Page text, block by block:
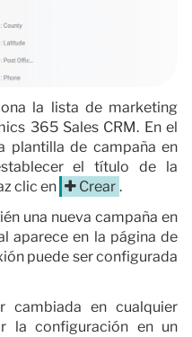
la lista de marketing
365 Sales CRM. En el
plantilla de campaña en
el título de la
clic en
Crear .
una nueva campaña en
aparece en la página de
puede ser configurada
cambiada en cualquier
la configuración en un